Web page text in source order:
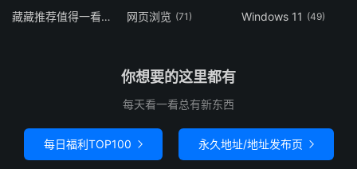
藏藏推荐值得一看(73) 网页浏览 (71) Windows 11 (49)
你想要的这里都有
每天看一看总有新东西
每日福利TOP100  永久地址/地址发布页 